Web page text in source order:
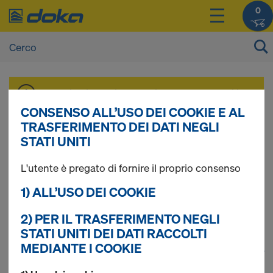
0
I prezzi dei vostri prodotti sono consultabili
dopo illogin.
Puntellazione
universale
Trovati 79 prodotti
CONSENSO ALL’USO DEI COOKIE E AL
TRASFERIMENTO DEI DATI NEGLI
STATI UNITI
L'utente è pregato di fornire il proprio consenso
1) ALL’USO DEI COOKIE
2) PER IL TRASFERIMENTO NEGLI
STATI UNITI DEI DATI RACCOLTI
MEDIANTE I COOKIE